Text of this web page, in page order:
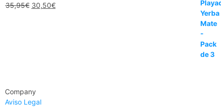
35,95€ 30,50€
Company
Aviso Legal